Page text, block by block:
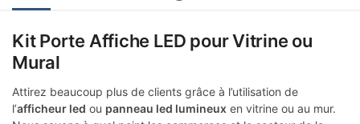
Kit Porte Affiche LED pour Vitrine ou
Mural
Attirez beaucoup plus de clients grâce à l’utilisation de
l’afficheur led ou panneau led lumineux en vitrine ou au mur.